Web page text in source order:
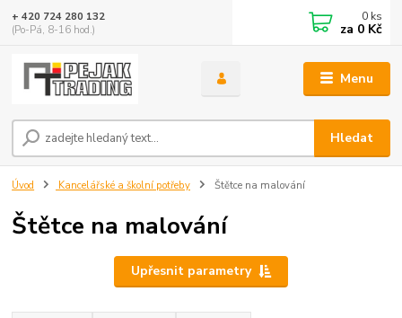
Menu
Hledat
+ 420 724 280 132
(Po-Pá, 8-16 hod.)
0 ks
za 0 Kč
Úvod Kancelářské a školní potřeby Štětce na malování
Štětce na malování
Upřesnit parametry